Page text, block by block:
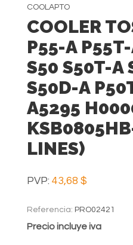
COOLAPTO
COOLER
P55-A
S50 S50T-A
S50D-A
A5295​
LINES)
PVP: 43,68 $
Referencia: PRO02421
Precio incluye iva